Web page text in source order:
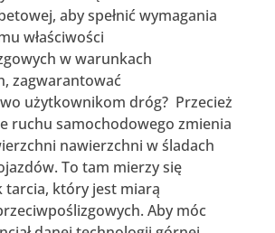
aby spełnić wymagania
właściwości
w warunkach
zagwarantować
użytkownikom dróg? Przecież
ruchu samochodowego zmienia
nawierzchni w śladach
To tam mierzy się
tarcia, który jest miarą
Aby móc